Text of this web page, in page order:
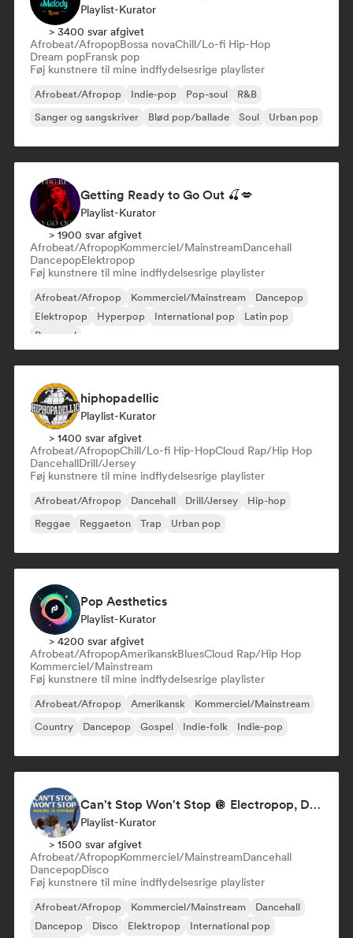
Playlist-Kurator
> 3400 svar afgivet
Afrobeat/AfropopBossa novaChill/Lo-fi Hip-Hop
Dream popFransk pop
Føj kunstnere til mine indflydelsesrige playlister
Afrobeat/Afropop Indie-pop Pop-soul
R&B
Sanger og sangskriver
Blød pop/ballade Soul Urban pop
Getting Ready to Go Out 🍒💋
Playlist-Kurator
> 1900 svar afgivet
Afrobeat/AfropopKommerciel/MainstreamDancehall
DancepopElektropop
Føj kunstnere til mine indflydelsesrige playlister
Afrobeat/Afropop Kommerciel/Mainstream
Dancepop
Elektropop
Hyperpop International pop
Latin pop
Pop-soul
hiphopadellic
Playlist-Kurator
> 1400 svar afgivet
Afrobeat/AfropopChill/Lo-fi Hip-HopCloud Rap/Hip Hop
DancehallDrill/Jersey
Føj kunstnere til mine indflydelsesrige playlister
Afrobeat/Afropop Dancehall Drill/Jersey
Hip-hop
Reggae
Reggaeton Trap Urban pop
Pop Aesthetics
Playlist-Kurator
> 4200 svar afgivet
Afrobeat/AfropopAmerikanskBluesCloud Rap/Hip Hop
Kommerciel/Mainstream
Føj kunstnere til mine indflydelsesrige playlister
Afrobeat/Afropop Amerikansk
Kommerciel/Mainstream
Country
Dancepop Gospel Indie-folk Indie-pop
Can't Stop Won't Stop 🪩 Electropop, Dance-Pop & Nu Disco
Playlist-Kurator
> 1500 svar afgivet
Afrobeat/AfropopKommerciel/MainstreamDancehall
DancepopDisco
Føj kunstnere til mine indflydelsesrige playlister
Afrobeat/Afropop Kommerciel/Mainstream
Dancehall
Dancepop
Disco Elektropop
International pop